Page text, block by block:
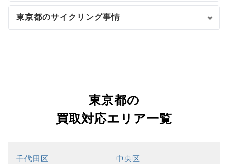
東京都のサイクリング事情
東京都の
買取対応エリア一覧
千代田区 中央区